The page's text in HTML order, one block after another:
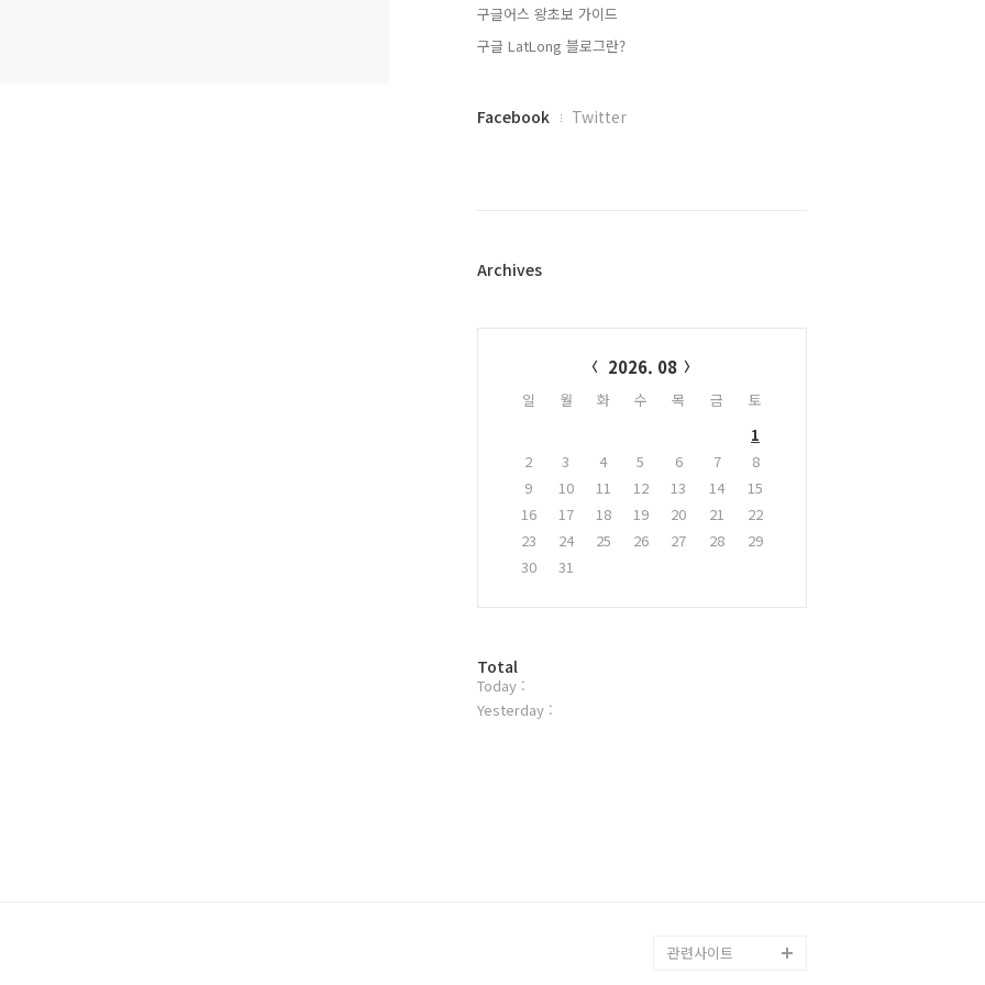
구글어스 왕초보 가이드
구글 LatLong 블로그란?
페
플
Facebook Twitter
Archives
2026. 08
일 월 화 수 목 금
토
1
2
3 4 5 6 7
8
9
10 11 12 13 14
15
16
17 18 19 20 21
22
23
24 25 26 27 28
29
30
31
방
문
자
Total
Today :
Yesterday :
관련사이트